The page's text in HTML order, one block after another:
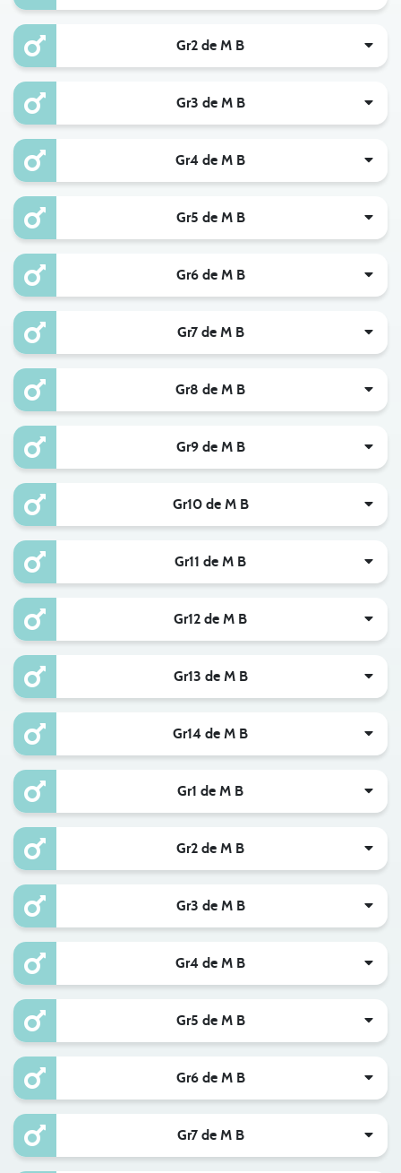
Gr2 de M B
Gr3 de M B
Gr4 de M B
Gr5 de M B
Gr6 de M B
Gr7 de M B
Gr8 de M B
Gr9 de M B
Gr10 de M B
Gr11 de M B
Gr12 de M B
Gr13 de M B
Gr14 de M B
Gr1 de M B
Gr2 de M B
Gr3 de M B
Gr4 de M B
Gr5 de M B
Gr6 de M B
Gr7 de M B